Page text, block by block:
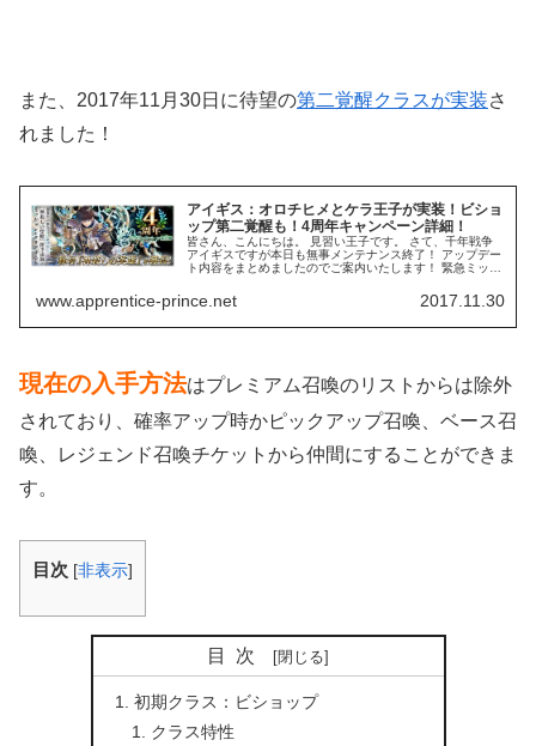
また、2017年11月30日に待望の第二覚醒クラスが実装さ
れました！
アイギス：オロチヒメとケラ王子が実装！ビショ
ップ第二覚醒も！4周年キャンペーン詳細！
皆さん、こんにちは。 見習い王子です。 さて、千年戦争
アイギスですが本日も無事メンテナンス終了！ アップデー
ト内容をまとめましたのでご案内いたします！ 緊急ミッシ
ンス後 ～ 12/...
www.apprentice-prince.net 2017.11.30
現在の入手方法はプレミアム召喚のリストからは除外
されており、確率アップ時かピックアップ召喚、ベース召
喚、レジェンド召喚チケットから仲間にすることができま
す。
目次 [非表示]
目次
初期クラス：ビショップ
クラス特性